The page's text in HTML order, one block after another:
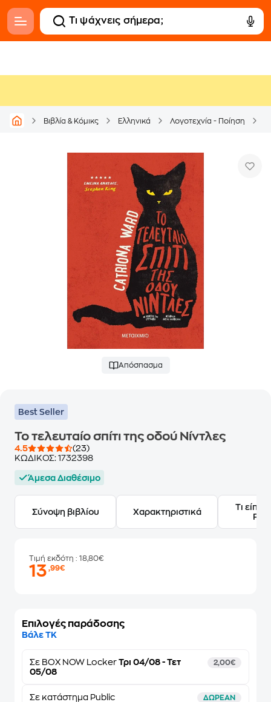
Βιβλία & Κόμικς Ελληνικά Λογοτεχνία - Ποίηση
Απόσπασμα
Best Seller
Το τελευταίο σπίτι της οδού Νίντλες
4.5
(23)
ΚΩΔΙΚΟΣ: 1732398
Άμεσα Διαθέσιμο
Σύνοψη βιβλίου Χαρακτηριστικά
Τι
Τιμή εκδότη : 18,80€
13,99€
Επιλογές παράδοσης
Βάλε ΤΚ
Σε BOX NOW Locker Τρι 04/08 - Τετ
05/08
2,00€
Σε κατάστημα Public ΔΩΡΕΑΝ